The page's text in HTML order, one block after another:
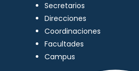
Secretarios
Direcciones
Coordinaciones
Facultades
Campus